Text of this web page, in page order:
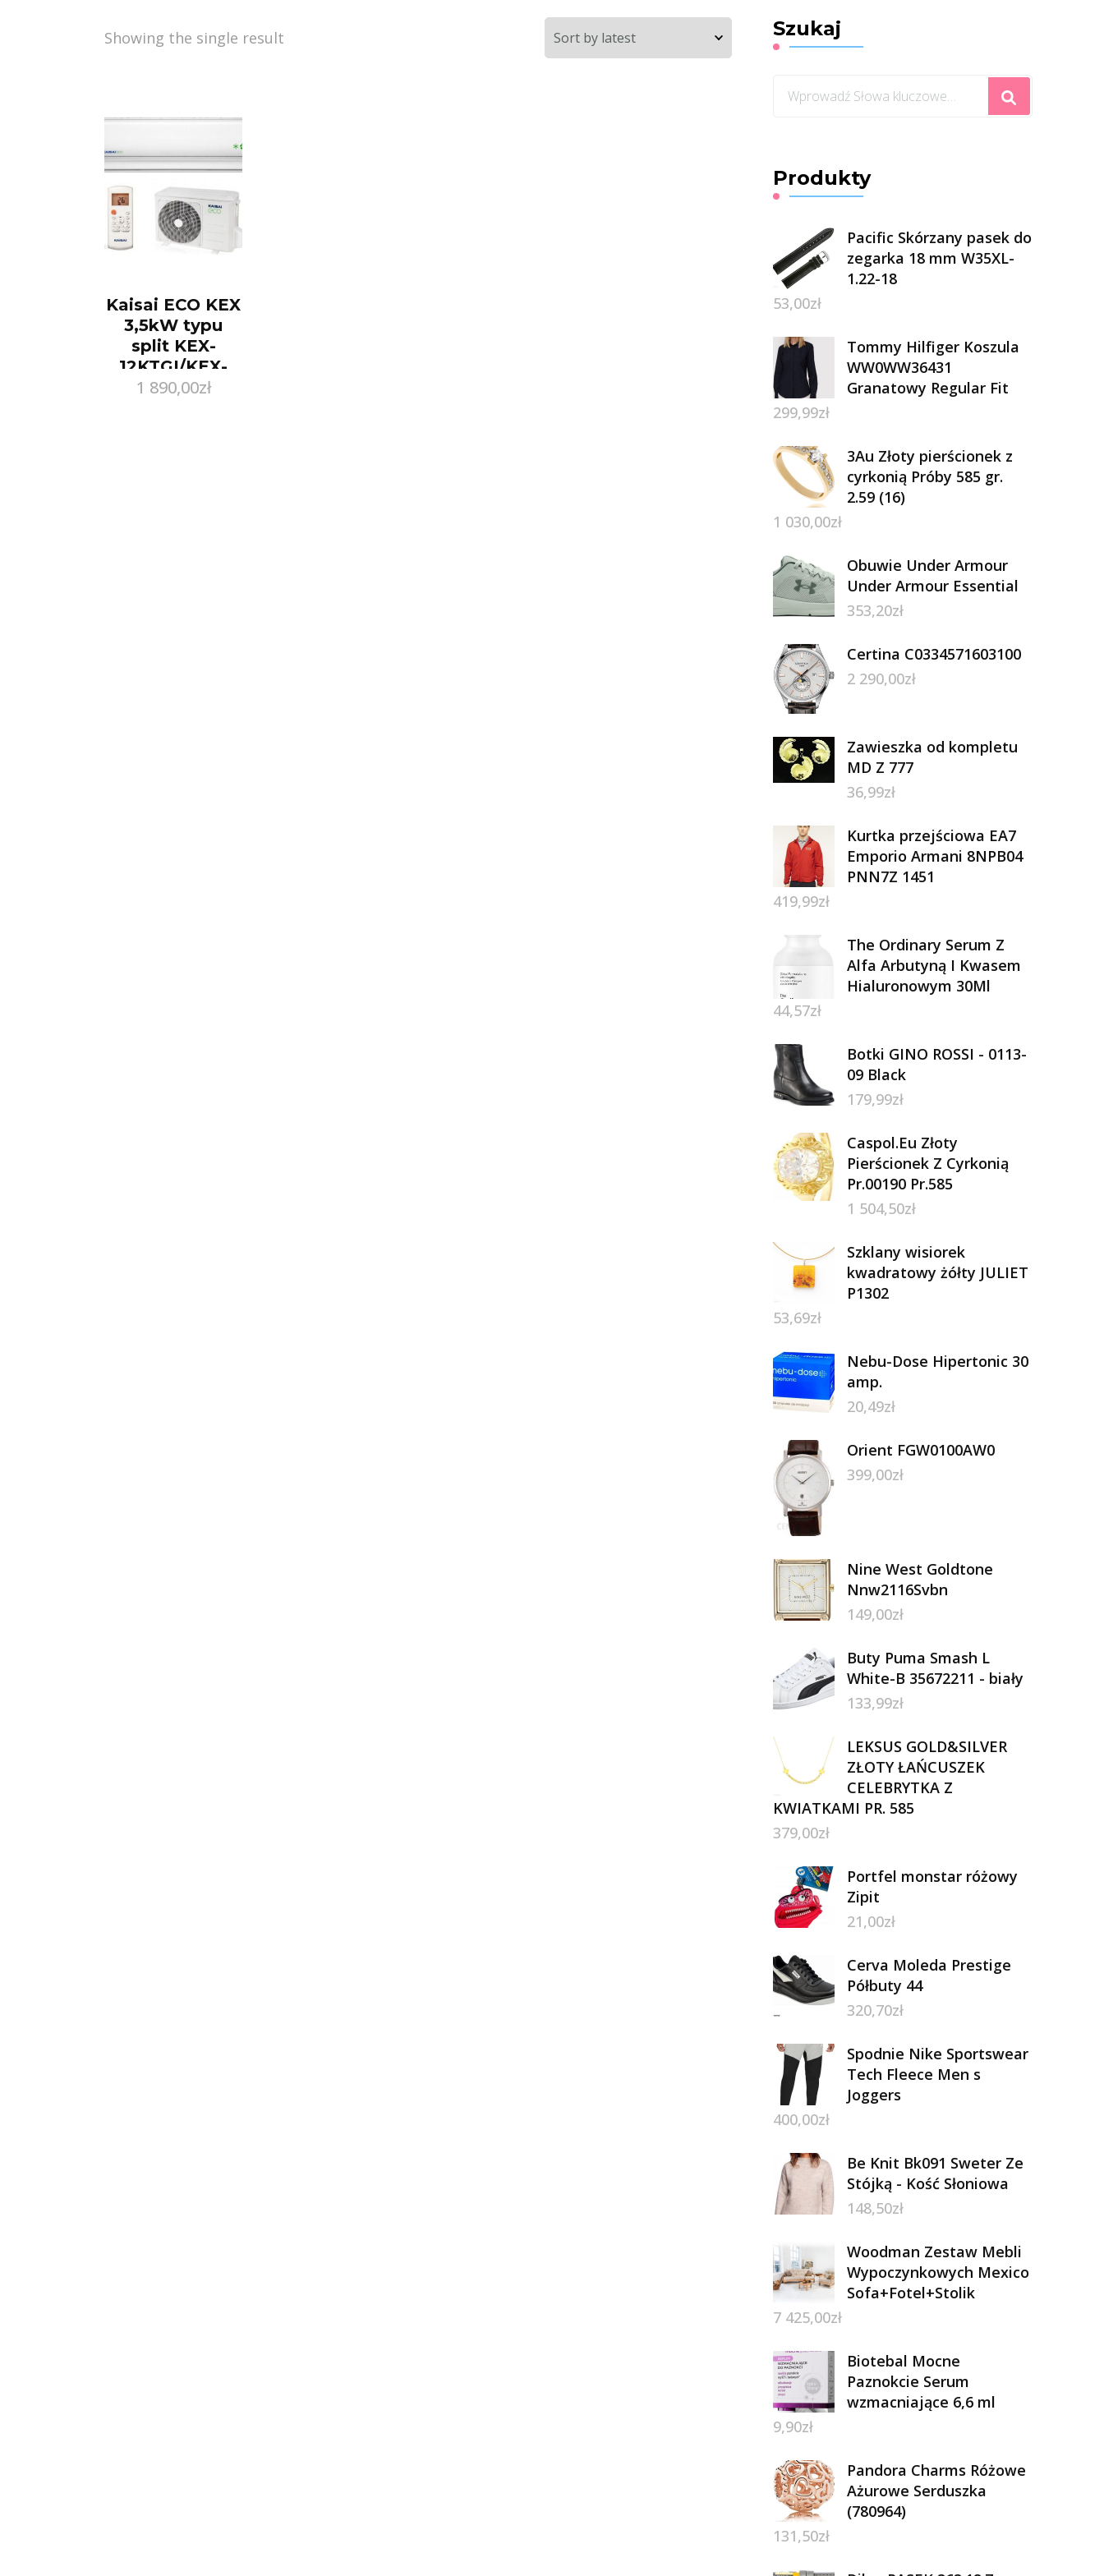
Showing the single result
Kaisai ECO KEX
3,5kW typu
split KEX-
12KTGI/KEX-
12KTGO
1 890,00zł
Szukaj
Szukasz
Produkty
Pacific Skórzany pasek do
zegarka 18 mm W35XL-
1.22-18
53,00zł
Tommy Hilfiger Koszula
WW0WW36431
Granatowy Regular Fit
299,99zł
3Au Złoty pierścionek z
cyrkonią Próby 585 gr.
2.59 (16)
1 030,00zł
Obuwie Under Armour
Under Armour Essential
353,20zł
Certina C0334571603100
2 290,00zł
Zawieszka od kompletu
MD Z 777
36,99zł
Kurtka przejściowa EA7
Emporio Armani 8NPB04
PNN7Z 1451
419,99zł
The Ordinary Serum Z
Alfa Arbutyną I Kwasem
Hialuronowym 30Ml
44,57zł
Botki GINO ROSSI - 0113-
09 Black
179,99zł
Caspol.Eu Złoty
Pierścionek Z Cyrkonią
Pr.00190 Pr.585
1 504,50zł
Szklany wisiorek
kwadratowy żółty JULIET
P1302
53,69zł
Nebu-Dose Hipertonic 30
amp.
20,49zł
Orient FGW0100AW0
399,00zł
Nine West Goldtone
Nnw2116Svbn
149,00zł
Buty Puma Smash L
White-B 35672211 - biały
133,99zł
LEKSUS GOLD&SILVER
ZŁOTY ŁAŃCUSZEK
CELEBRYTKA Z
KWIATKAMI PR. 585
379,00zł
Portfel monstar różowy
Zipit
21,00zł
Cerva Moleda Prestige
Półbuty 44
320,70zł
Spodnie Nike Sportswear
Tech Fleece Men s
Joggers
400,00zł
Be Knit Bk091 Sweter Ze
Stójką - Kość Słoniowa
148,50zł
Woodman Zestaw Mebli
Wypoczynkowych Mexico
Sofa+Fotel+Stolik
7 425,00zł
Biotebal Mocne
Paznokcie Serum
wzmacniające 6,6 ml
9,90zł
Pandora Charms Różowe
Ażurowe Serduszka
(780964)
131,50zł